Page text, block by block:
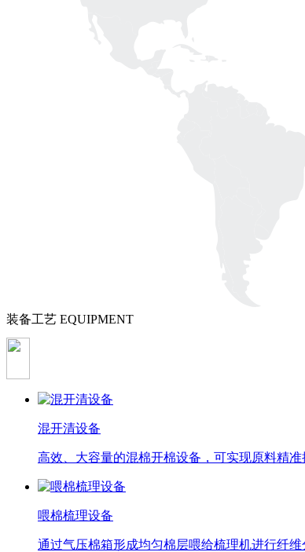
装备工艺 EQUIPMENT
混开清设备
高效、大容量的混棉开棉设备，可实现原料精
喂棉梳理设备
通过气压棉箱形成均匀棉层喂给梳理机进行纤